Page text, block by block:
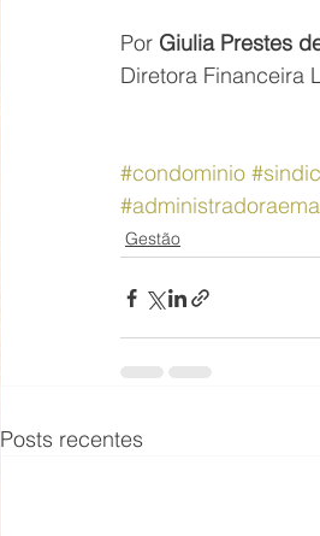
Por Giulia Prestes
Diretora Financeira
#condominio
Gestão
Posts recentes